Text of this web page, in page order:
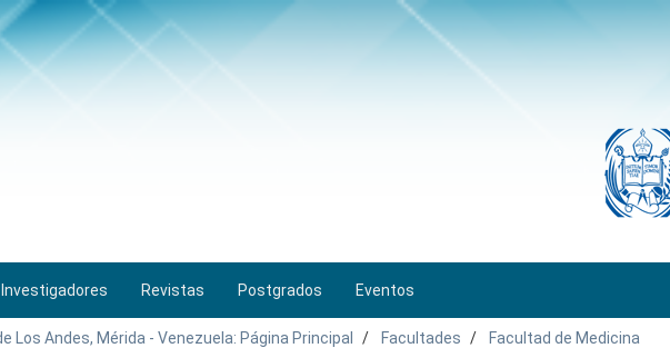
Investigadores Revistas Postgrados Eventos
Los Andes, Mérida - Venezuela: Página Principal Facultades
Facultad de Medicina